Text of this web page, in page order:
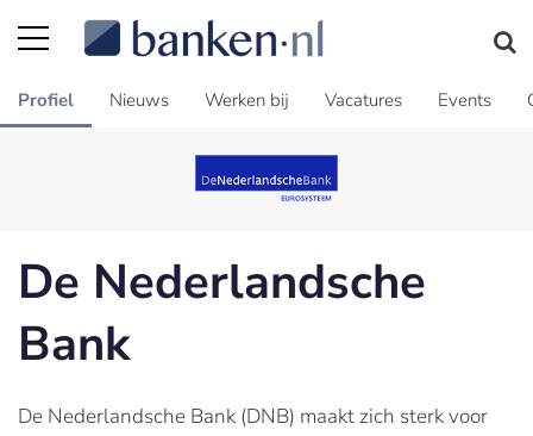
Profiel Nieuws Werken bij Vacatures Events
De Nederlandsche
Bank
De Nederlandsche Bank (DNB) maakt zich sterk voor